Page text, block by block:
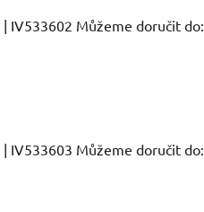
| IV533602 Můžeme doručit do:
| IV533603 Můžeme doručit do: